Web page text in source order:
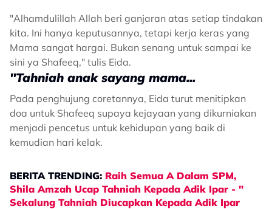
"Alhamdulillah Allah beri ganjaran atas setiap tindakan
kita. Ini hanya keputusannya, tetapi kerja keras yang
Mama sangat hargai. Bukan senang untuk sampai ke
sini ya Shafeeq," tulis Eida.
"Tahniah anak sayang mama...
Pada penghujung coretannya, Eida turut menitipkan
doa untuk Shafeeq supaya kejayaan yang dikurniakan
menjadi pencetus untuk kehidupan yang baik di
kemudian hari kelak.
BERITA TRENDING: Raih Semua A Dalam SPM,
Shila Amzah Ucap Tahniah Kepada Adik Ipar - "
Sekalung Tahniah Diucapkan Kepada Adik Ipar